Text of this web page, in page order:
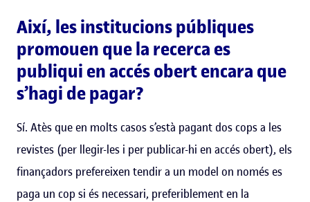
Així, les institucions públiques
promouen que la recerca es
publiqui en accés obert encara que
s’hagi de pagar?
Sí. Atès que en molts casos s’està pagant dos cops a les
revistes (per llegir-les i per publicar-hi en accés obert), els
finançadors prefereixen tendir a un model on només es
paga un cop si és necessari, preferiblement en la